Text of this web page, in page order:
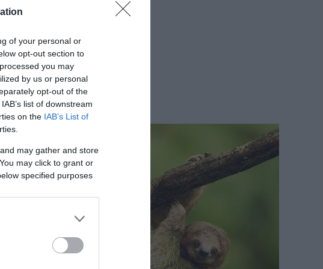
of your personal or
opt-out section to
you may
by us or personal
opt-out of the
list of downstream
on the IAB’s List of
may gather and store
may click to grant or
specified purposes